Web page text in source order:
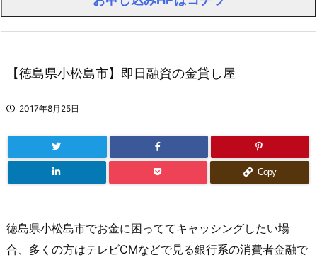
【徳島県小松島市】即日融資の金貸し屋
2017年8月25日
Copy
徳島県小松島市でお金に困っててキャッシングしたい場
合、多くの方はテレビCMなどで見る銀行系の消費者金融で